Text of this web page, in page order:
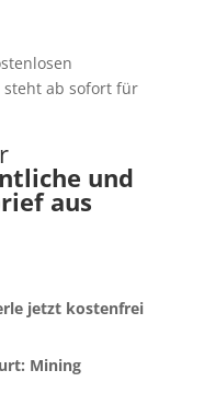
steht ab sofort für
und
aus
jetzt kostenfrei
Mining